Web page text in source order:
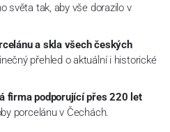
světa tak, aby vše dorazilo v
a skla všech českých
přehled o aktuální i historické
firma podporující přes 220 let
porcelánu v Čechách.